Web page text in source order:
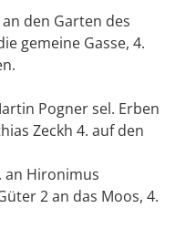
den Garten des
gemeine Gasse, 4.
Pogner sel. Erben
Zeckh 4. auf den
an Hironimus
2 an das Moos, 4.